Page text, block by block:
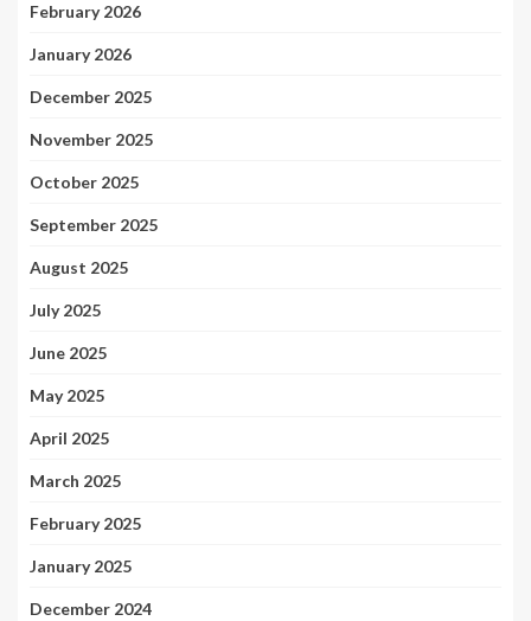
February 2026
January 2026
December 2025
November 2025
October 2025
September 2025
August 2025
July 2025
June 2025
May 2025
April 2025
March 2025
February 2025
January 2025
December 2024